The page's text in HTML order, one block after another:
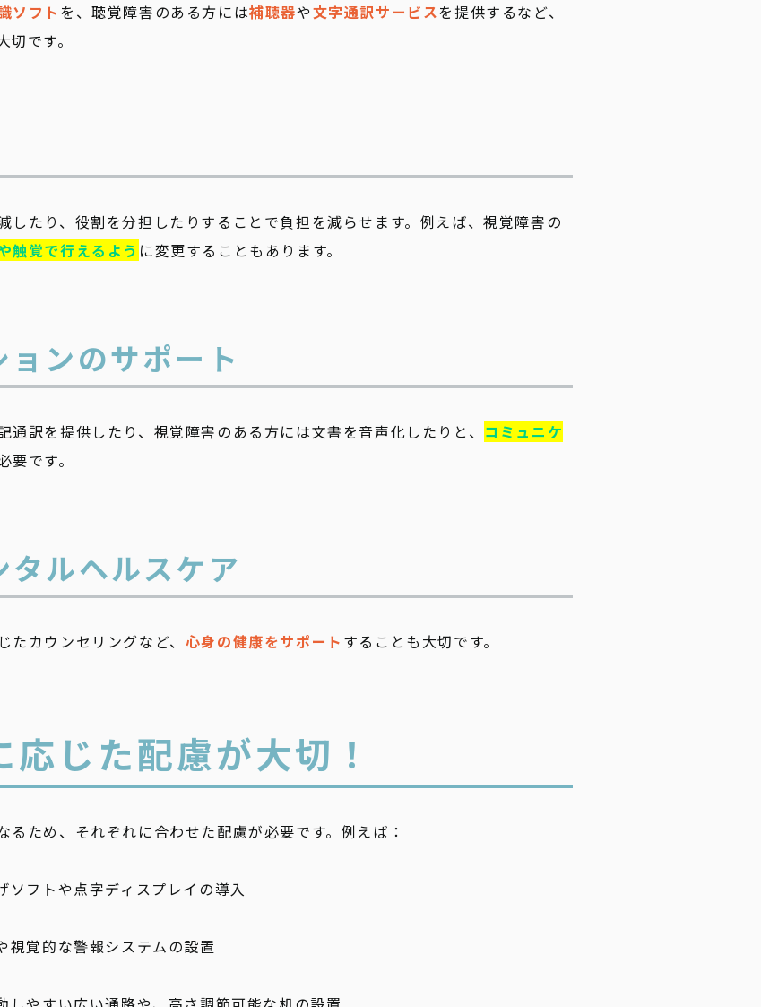
ソフト を、聴覚障害のある方には補聴器や文字通訳サービスを提供するなど、
切です。
したり、役割を分担したりすることで負担を減らせます。例えば、視覚障害の
触覚で行えるよう に変更することもあります。
ンのサポート
訳を提供したり、視覚障害のある方には文書を音声化したりと、 コミュニケ
要です。
ルヘルスケア
カウンセリングなど、 心身の健康をサポート することも大切です。
じた配慮が大切！
ため、それぞれに合わせた配慮が必要です。例えば：
ソフトや点字ディスプレイの導入
視覚的な警報システムの設置